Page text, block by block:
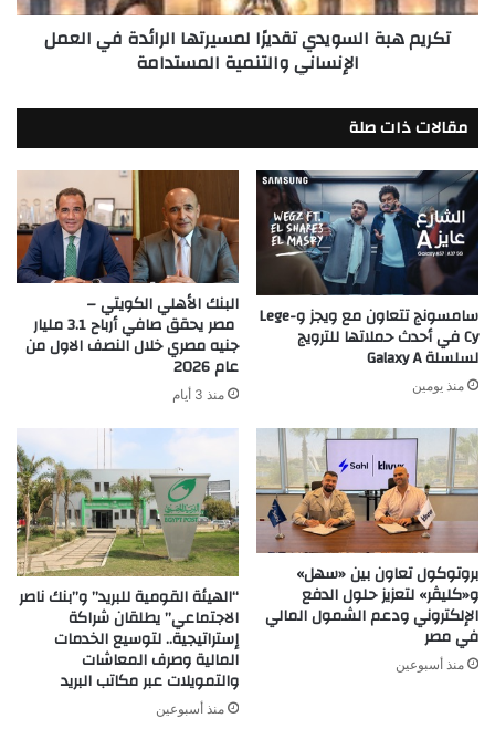
الإنساني
والتنميةتكريم هبة السويدي تقديرًا لمسيرتها الرائدة في العمل
الإنساني والتنمية المستدامة
مقالات ذات صلة
سامسونج تتعاون مع ويجز وLege-
Cy في أحدث حملاتها للترويج
لسلسلة Galaxy A
منذ يومين
البنك الأهلي الكويتي –
مصر يحقق صافي أرباح 3.1 مليار
جنيه مصري خلال النصف الاول من
عام 2026
منذ 3 أيام
بروتوكول تعاون بين «سهل»
و«كليڤر» لتعزيز حلول الدفع
الإلكتروني ودعم الشمول المالي
في مصر
منذ أسبوعين
“الهيئة القومية للبريد” و”بنك ناصر
الاجتماعي” يطلقان شراكة
إستراتيجية.. لتوسيع الخدمات
المالية وصرف المعاشات
والتمويلات عبر مكاتب البريد
منذ أسبوعين